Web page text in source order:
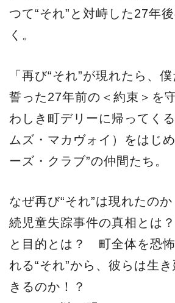
つて“それ”と対峙した27年
く。
「再び“それ”が現れたら、
誓った27年前の＜約束＞を
わしき町デリーに帰ってく
ムズ・マカヴォイ）をはじ
ーズ・クラブ”の仲間たち。
なぜ再び“それ”は現れたの
続児童失踪事件の真相とは
と目的とは？ 町全体を恐
れる“それ”から、彼らは生
きるのか！？